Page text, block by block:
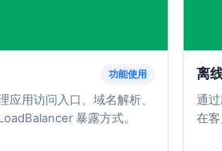
功能使用
应用访问入口、域名解析、
暴露方式。
离
通
在